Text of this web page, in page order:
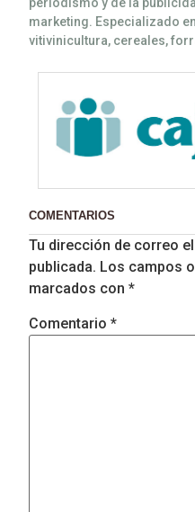
marketing. Especializado
vitivinicultura, cereales,
COMENTARIOS
Tu dirección de correo
publicada. Los campos
marcados con *
Comentario *